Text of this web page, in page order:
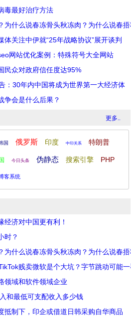
毒最好治疗方法
为什么说春冻骨头秋冻肉？为什么说春
关注中伊就“25年战略协议”展开谈判
网站优化案例：特殊符号大全网站
民众对政府信任度达95%
：30年内中国将成为世界第一大经济体
争会是什么后果？
更多..
国 俄罗斯 印度 中印关系 特朗普
今日头条 伪静态 搜索引擎 PHP
客系统
经济对中国更有利！
时？
为什么说春冻骨头秋冻肉？为什么说春
贱卖微软是个大坑？字节跳动可能
领域和软件领域企业
和最低可支配收入多少钱
抵制下，印企或借道日韩采购自华商品